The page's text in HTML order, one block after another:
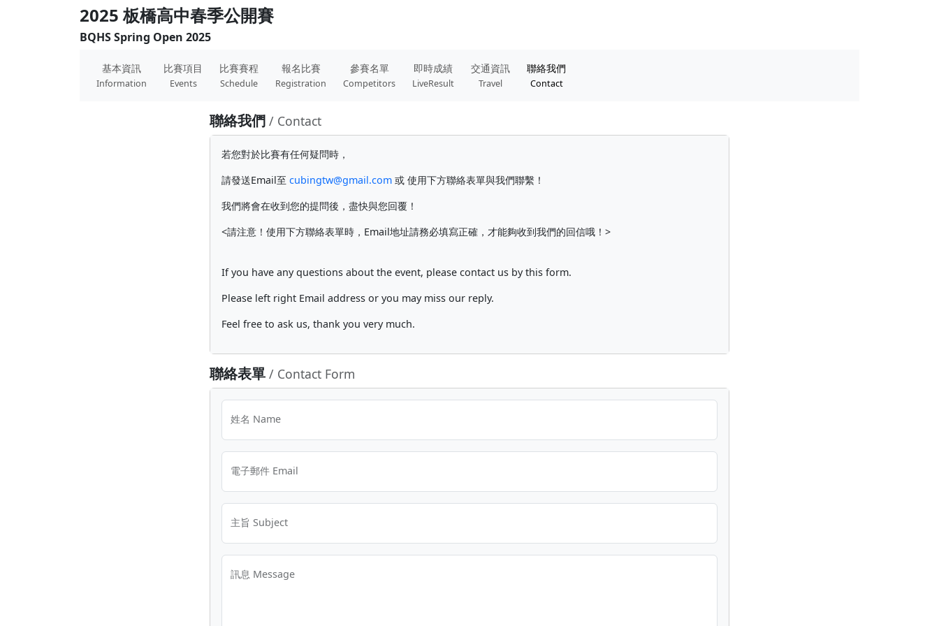
2025 板橋高中春季公開賽
BQHS Spring Open 2025
基本資訊
Information
比賽項目
Events
比賽賽程
Schedule
報名比賽
Registration
參賽名單
Competitors
即時成績
LiveResult
交通資訊
Travel
聯絡我們
Contact
聯絡我們 / Contact
若您對於比賽有任何疑問時，
請發送Email至 cubingtw@gmail.com 或 使用下方聯絡表單與我們聯繫！
我們將會在收到您的提問後，盡快與您回覆！
<請注意！使用下方聯絡表單時，Email地址請務必填寫正確，才能夠收到我們的回信哦！>
If you have any questions about the event, please contact us by this form.
Please left right Email address or you may miss our reply.
Feel free to ask us, thank you very much.
聯絡表單 / Contact Form
姓名 Name
電子郵件 Email
主旨 Subject
訊息 Message